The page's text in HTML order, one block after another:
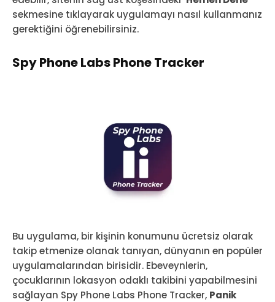
sekmesine tıklayarak uygulamayı nasıl kullanmanız
gerektiğini öğrenebilirsiniz.
Spy Phone Labs Phone Tracker
Bu uygulama, bir kişinin konumunu ücretsiz olarak
takip etmenize olanak tanıyan, dünyanın en popüler
uygulamalarından birisidir. Ebeveynlerin,
çocuklarının lokasyon odaklı takibini yapabilmesini
sağlayan Spy Phone Labs Phone Tracker, Panik